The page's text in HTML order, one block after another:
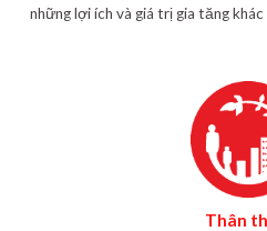
những lợi ích và giá trị gia tăng
Thân